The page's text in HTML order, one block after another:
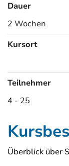
Dauer
2 Wochen
Kursort
Teilnehmer
4 - 25
Überblick über